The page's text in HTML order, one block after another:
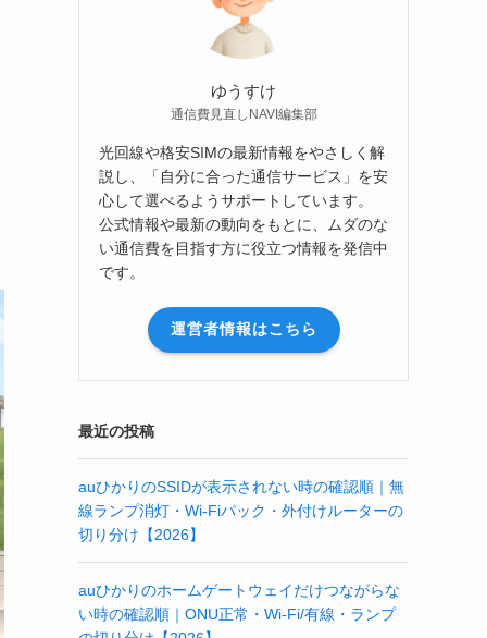
ゆうすけ
通信費見直しNAVI編集部
光回線や格安SIMの最新情報をやさしく解
説し、「自分に合った通信サービス」を安
心して選べるようサポートしています。
公式情報や最新の動向をもとに、ムダのな
い通信費を目指す方に役立つ情報を発信中
です。
運営者情報はこちら
最近の投稿
auひかりのSSIDが表示されない時の確認順｜無
線ランプ消灯・Wi-Fiパック・外付けルーターの
切り分け【2026】
auひかりのホームゲートウェイだけつながらな
い時の確認順｜ONU正常・Wi-Fi/有線・ランプ